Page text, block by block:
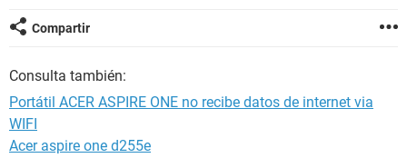
Compartir
Consulta también:
Portátil ACER ASPIRE ONE no recibe datos de internet via
WIFI
Acer aspire one d255e